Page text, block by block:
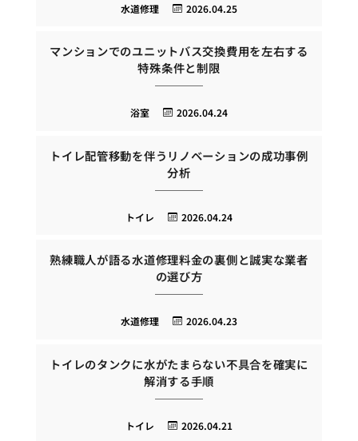
2026.04.25
水道修理
マンションでのユニットバス交換費用を左右する
特殊条件と制限
2026.04.24
浴室
トイレ配管移動を伴うリノベーションの成功事例
分析
2026.04.24
トイレ
熟練職人が語る水道修理料金の裏側と誠実な業者
の選び方
2026.04.23
水道修理
トイレのタンクに水がたまらない不具合を確実に
解消する手順
2026.04.21
トイレ